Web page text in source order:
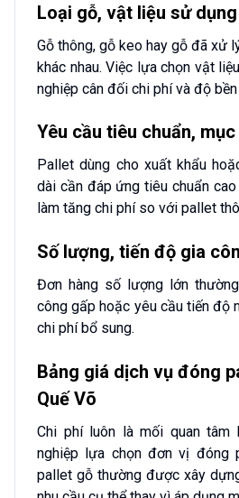
Loại gỗ, vật liệu sử dụng
Gỗ thông, gỗ keo hay gỗ đã xử
khác nhau. Việc lựa chọn vật
nghiệp cân đối chi phí và độ
Yêu cầu tiêu chuẩn,
Pallet dùng cho xuất khẩu
dài cần đáp ứng tiêu chuẩn
làm tăng chi phí so với pallet
Số lượng, tiến độ gia
Đơn hàng số lượng lớn
công gấp hoặc yêu cầu tiến độ
chi phí bổ sung.
Bảng giá dịch vụ đóng
Quế Võ
Chi phí luôn là mối quan tâm
nghiệp lựa chọn đơn vị đóng
pallet gỗ thường được xây